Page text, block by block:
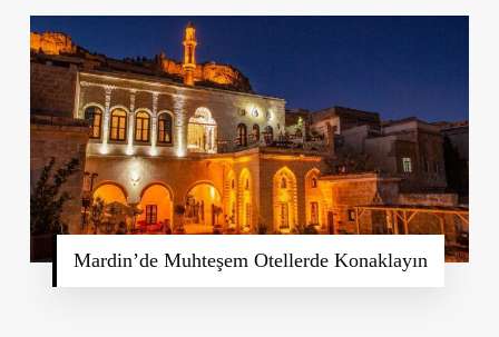
Mardin’de Muhteşem Otellerde Konaklayın